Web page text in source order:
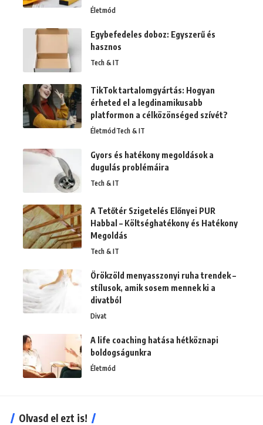
Életmód
Egybefedeles doboz: Egyszerű és
hasznos
Tech & IT
TikTok tartalomgyártás: Hogyan
érheted el a legdinamikusabb
platformon a célközönséged szívét?
ÉletmódTech & IT
Gyors és hatékony megoldások a
dugulás problémáira
Tech & IT
A Tetőtér Szigetelés Előnyei PUR
Habbal – Költséghatékony és Hatékony
Megoldás
Tech & IT
Örökzöld menyasszonyi ruha trendek –
stílusok, amik sosem mennek ki a
divatból
Divat
A life coaching hatása hétköznapi
boldogságunkra
Életmód
Olvasd el ezt is!